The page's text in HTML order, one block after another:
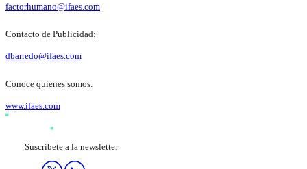
factorhumano@ifaes.com
Contacto de Publicidad:
dbarredo@ifaes.com
Conoce quienes somos:
www.ifaes.com
Suscríbete a la newsletter